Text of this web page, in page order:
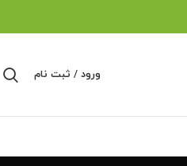
ورود / ثبت نام